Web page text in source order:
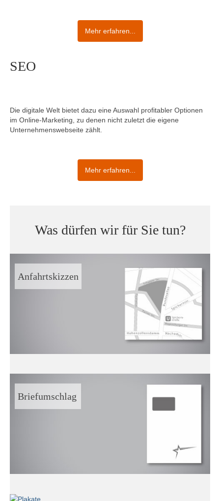
Mehr erfahren...
SEO
Die digitale Welt bietet dazu eine Auswahl profitabler Optionen
im Online-Marketing, zu denen nicht zuletzt die eigene
Unternehmenswebseite zählt.
Mehr erfahren...
Was dürfen wir für Sie tun?
Anfahrtskizzen
Briefumschlag